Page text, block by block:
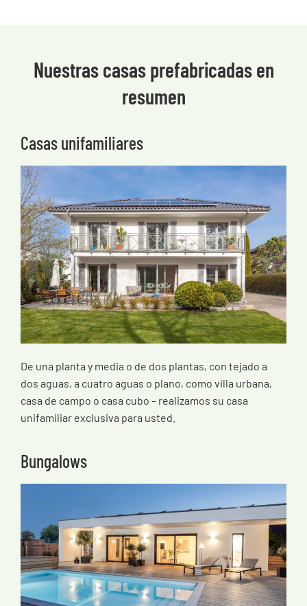
Nuestras casas prefabricadas en
resumen
Casas unifamiliares
De una planta y media o de dos plantas, con tejado a
dos aguas, a cuatro aguas o plano, como villa urbana,
casa de campo o casa cubo – realizamos su casa
unifamiliar exclusiva para usted.
Bungalows